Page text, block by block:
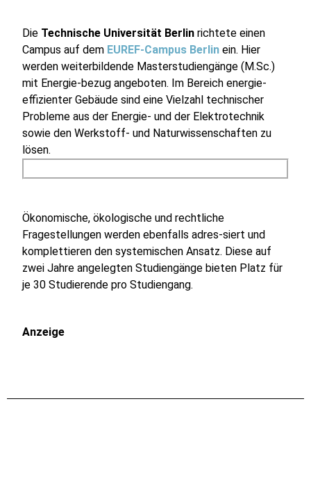
Die Technische Universität Berlin richtete einen
Campus auf dem EUREF-Campus Berlin ein. Hier
werden weiterbildende Masterstudiengänge (M.Sc.)
mit Energie-bezug angeboten. Im Bereich energie-
effizienter Gebäude sind eine Vielzahl technischer
Probleme aus der Energie- und der Elektrotechnik
sowie den Werkstoff- und Naturwissenschaften zu
lösen.
Ökonomische, ökologische und rechtliche
Fragestellungen werden ebenfalls adres-siert und
komplettieren den systemischen Ansatz. Diese auf
zwei Jahre angelegten Studiengänge bieten Platz für
je 30 Studierende pro Studiengang.
Anzeige